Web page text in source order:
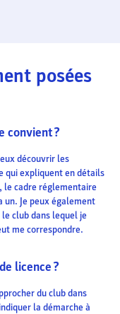
posées
convient ?
découvrir les
qui expliquent en détails
le cadre réglementaire
un. Je peux également
le club dans lequel je
me correspondre.
licence ?
du club dans
la démarche à